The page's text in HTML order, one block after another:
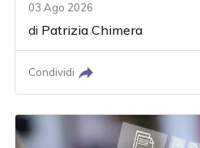
03 Ago 2026
di Patrizia Chimera
Condividi